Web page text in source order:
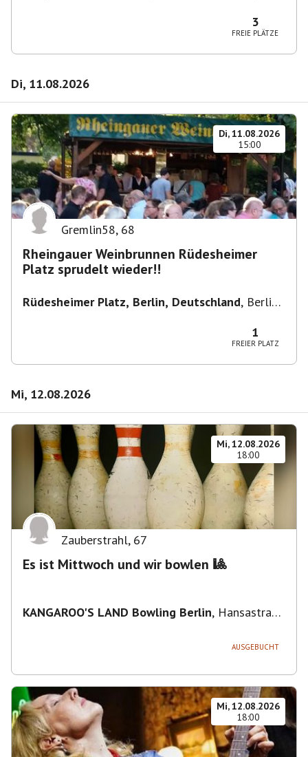
3
FREIE PLÄTZE
Di, 11.08.2026
Di, 11.08.2026
15:00
Gremlin58, 68
Rheingauer Weinbrunnen Rüdesheimer
Platz sprudelt wieder!!
Rüdesheimer Platz, Berlin, Deutschland, Berlin-
1
FREIER PLATZ
Mi, 12.08.2026
Mi, 12.08.2026
18:00
Zauberstrahl, 67
Es ist Mittwoch und wir bowlen 🎱
KANGAROO'S LAND Bowling Berlin, Hansastraße
AUSGEBUCHT
Mi, 12.08.2026
18:00